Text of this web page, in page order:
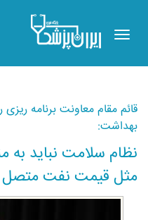
Toggle
navigation
قائم مقام معاونت برنامه
بهداشت:
نظام سلامت نباید به
مثل قیمت نفت متصل